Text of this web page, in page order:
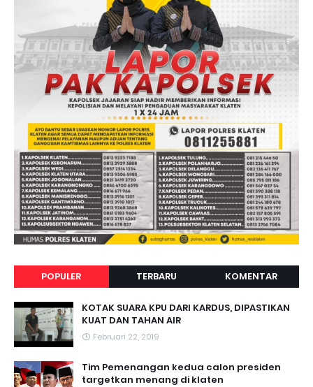
POPULER TERBARU KOMENTAR
KOTAK SUARA KPU DARI KARDUS, DIPASTIKAN
KUAT DAN TAHAN AIR
Februari 22, 2019
Tim Pemenangan kedua calon presiden
targetkan menang di klaten